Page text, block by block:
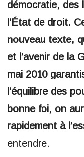
démocratie, des
l’État de droit.
nouveau texte,
et l’avenir de la
mai 2010
l’équilibre des
bonne foi, on
rapidement à
entendre.